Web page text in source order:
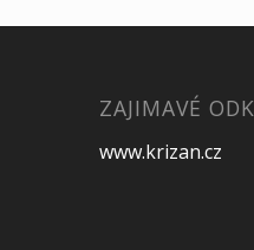
ZAJIMAVÉ
www.krizan.cz